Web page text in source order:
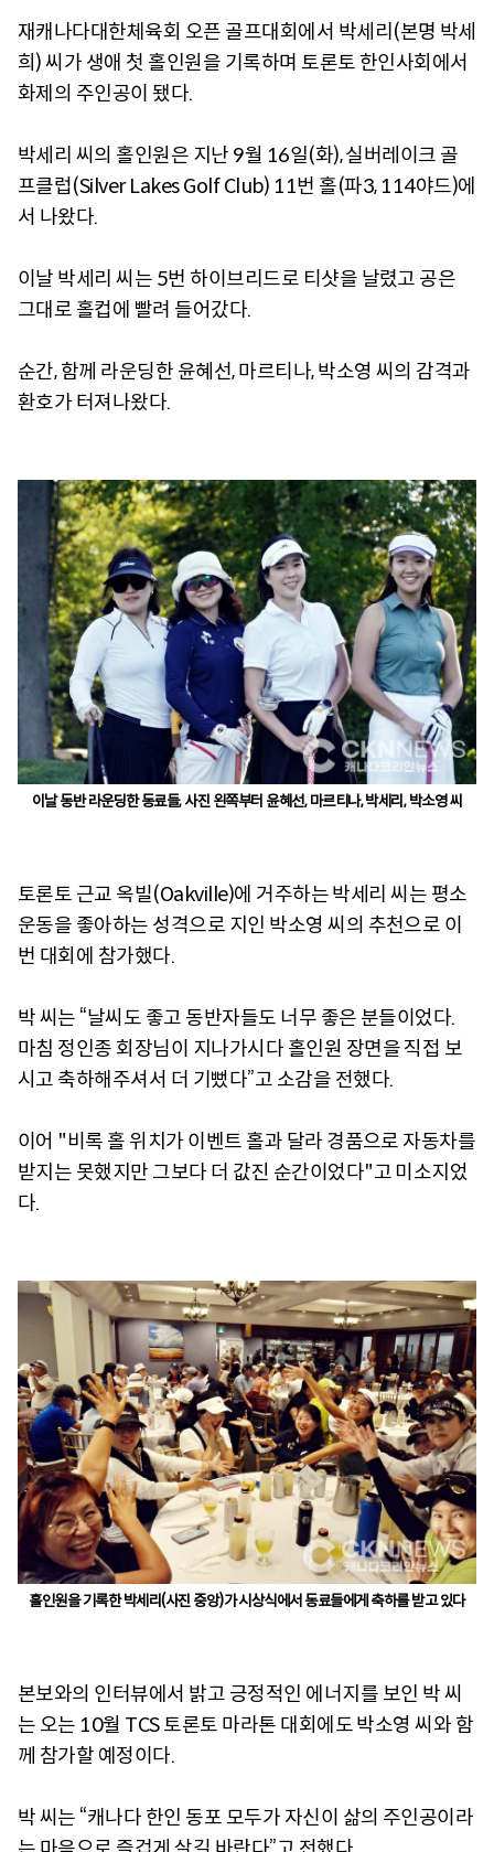
재캐나다대한체육회 오픈 골프대회에서 박세리(본명 박세
희) 씨가 생애 첫 홀인원을 기록하며 토론토 한인사회에서
화제의 주인공이 됐다.
박세리 씨의 홀인원은 지난 9월 16일(화), 실버레이크 골
프클럽(Silver Lakes Golf Club) 11번 홀(파3, 114야드)에
서 나왔다.
이날 박세리 씨는 5번 하이브리드로 티샷을 날렸고 공은
그대로 홀컵에 빨려 들어갔다.
순간, 함께 라운딩한 윤혜선, 마르티나, 박소영 씨의 감격과
환호가 터져나왔다.
이날 동반 라운딩한 동료들, 사진 왼쪽부터 윤혜선, 마르티나, 박세리, 박소영 씨
토론토 근교 옥빌(Oakville)에 거주하는 박세리 씨는 평소
운동을 좋아하는 성격으로 지인 박소영 씨의 추천으로 이
번 대회에 참가했다.
박 씨는 “날씨도 좋고 동반자들도 너무 좋은 분들이었다.
마침 정인종 회장님이 지나가시다 홀인원 장면을 직접 보
시고 축하해주셔서 더 기뻤다”고 소감을 전했다.
이어 "비록 홀 위치가 이벤트 홀과 달라 경품으로 자동차를
받지는 못했지만 그보다 더 값진 순간이었다"고 미소지었
다.
홀인원을 기록한 박세리(사진 중앙)가 시상식에서 동료들에게 축하를 받고 있다
본보와의 인터뷰에서 밝고 긍정적인 에너지를 보인 박 씨
는 오는 10월 TCS 토론토 마라톤 대회에도 박소영 씨와 함
께 참가할 예정이다.
박 씨는 “캐나다 한인 동포 모두가 자신이 삶의 주인공이라